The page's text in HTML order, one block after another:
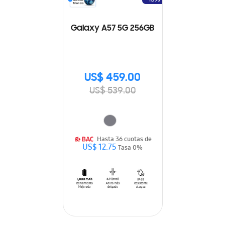
Galaxy A57 5G 256GB
US$ 459.00
US$ 539.00
Hasta 36 cuotas de
US$ 12.75Tasa 0%